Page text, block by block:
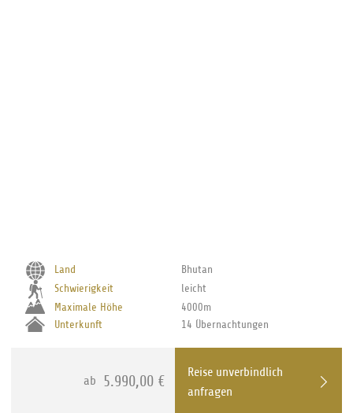
Land
Bhutan
Schwierigkeit
leicht
Maximale Höhe
4000m
Unterkunft
14 Übernachtungen
ab 5.990,00 €
Reise unverbindlich
anfragen